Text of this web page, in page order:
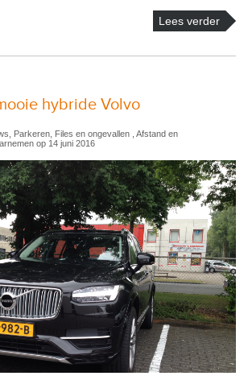
Lees verder
hybride Volvo
Parkeren, Files en ongevallen , Afstand en
op 14 juni 2016